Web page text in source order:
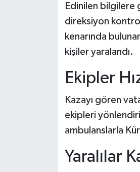
Edinilen bilgilere
direksiyon
kenarında
kişiler yaralandı.
Ekipler
Kazayı gören
ekipleri
ambulanslarla
Yaralılar
Siyaset Haberleri
Dünya Haberleri